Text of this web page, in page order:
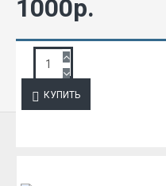
1000р.
КУПИТЬ